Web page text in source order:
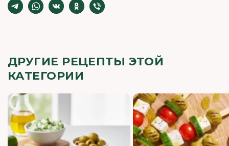
ДРУГИЕ РЕЦЕПТЫ ЭТОЙ
КАТЕГОРИИ